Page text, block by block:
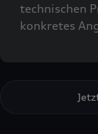
technischen
konkretes